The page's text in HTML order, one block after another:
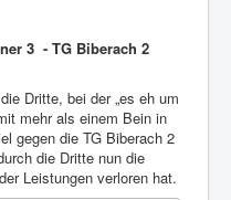
3 - TG Biberach 2
Dritte, bei der „es eh um
mehr als einem Bein in
gegen die TG Biberach 2
die Dritte nun die
Leistungen verloren hat.